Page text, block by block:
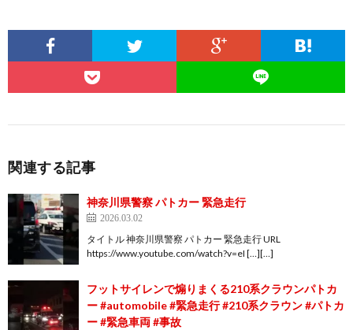
関連する記事
神奈川県警察 パトカー 緊急走行
2026.03.02
タイトル 神奈川県警察 パトカー 緊急走行 URL
https://www.youtube.com/watch?v=eI […][…]
フットサイレンで煽りまくる210系クラウンパトカ
ー #automobile #緊急走行 #210系クラウン #パトカ
ー #緊急車両 #事故